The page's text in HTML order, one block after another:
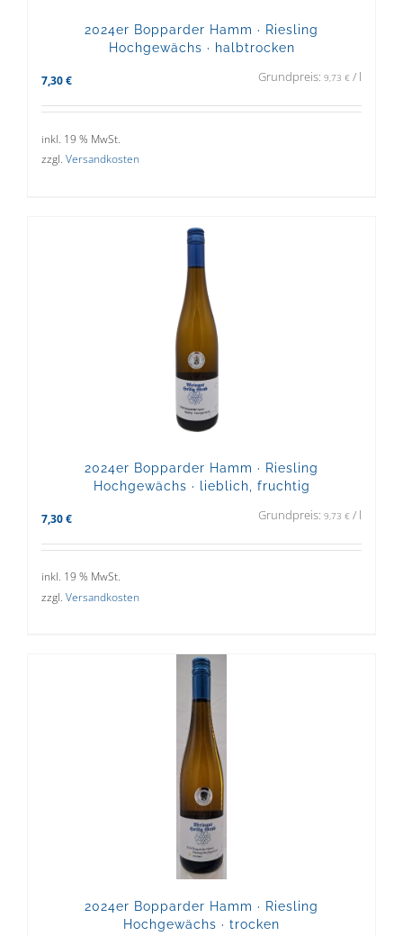
2024er Bopparder Hamm · Riesling
Hochgewächs · halbtrocken
7,30 € Grundpreis: 9,73 € / l
inkl. 19 % MwSt.
zzgl. Versandkosten
2024er Bopparder Hamm · Riesling
Hochgewächs · lieblich, fruchtig
7,30 € Grundpreis: 9,73 € / l
inkl. 19 % MwSt.
zzgl. Versandkosten
2024er Bopparder Hamm · Riesling
Hochgewächs · trocken